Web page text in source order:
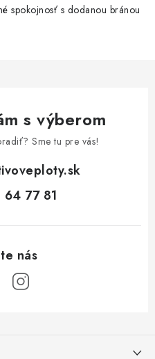
spokojnosť s dodanou bránou
s výberom
Sme tu pre vás!
77 81